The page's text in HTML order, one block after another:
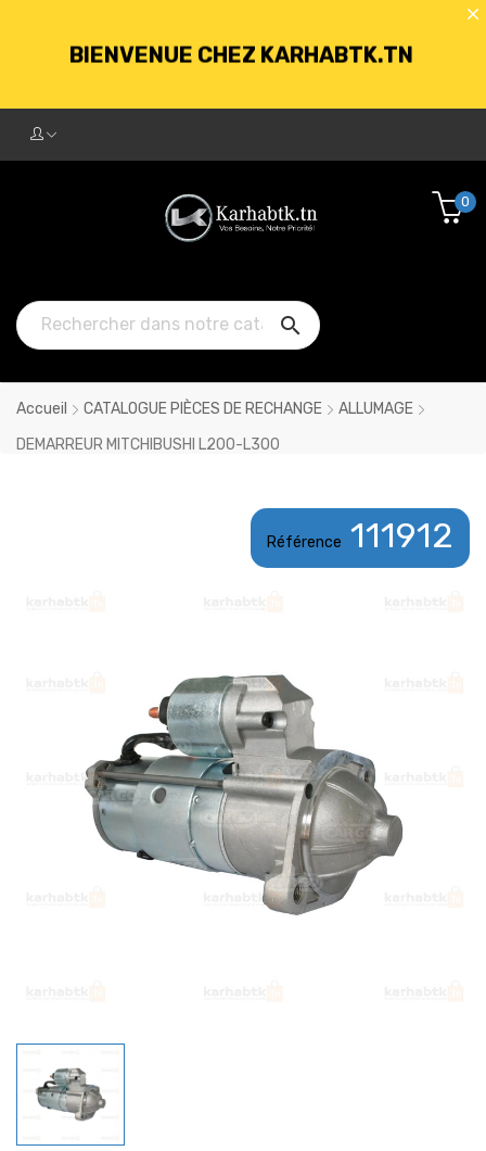
BIENVENUE CHEZ KARHABTK.TN
250DT D'ACHATS

0
Accueil CATALOGUE PIÈCES DE RECHANGE
ALLUMAGE
DEMARREUR MITCHIBUSHI L200-L300
Référence 111912